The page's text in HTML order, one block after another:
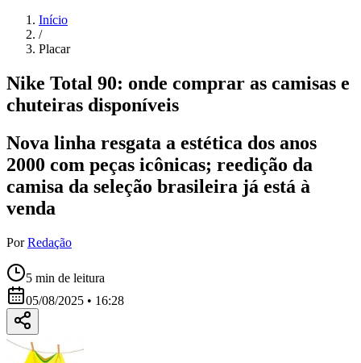
Início
/
Placar
Nike Total 90: onde comprar as camisas e
chuteiras disponíveis
Nova linha resgata a estética dos anos
2000 com peças icônicas; reedição da
camisa da seleção brasileira já está à
venda
Por Redação
5 min de leitura
05/08/2025 • 16:28